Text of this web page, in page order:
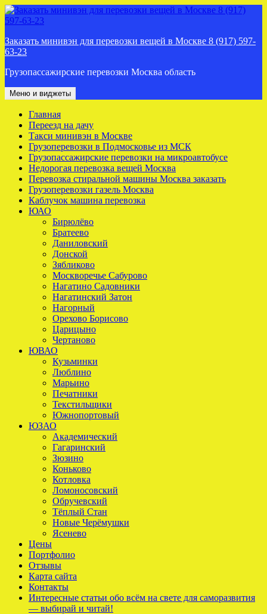
Перейти
к
Заказать минивэн для перевозки вещей в Москве 8 (917) 597-
63-23
Грузопассажирские перевозки Москва область
Меню и виджеты
Главная
Переезд на дачу
Такси минивэн в Москве
Грузоперевозки в Подмосковье из МСК
Грузопассажирские перевозки на микроавтобусе
Недорогая перевозка вещей Москва
Перевозка стиральной машины Москва заказать
Грузоперевозки газель Москва
Каблучок машина перевозка
ЮАО
Бирюлёво
Братеево
Даниловский
Донской
Зябликово
Москворечье Сабурово
Нагатино Садовники
Нагатинский Затон
Нагорный
Орехово Борисово
Царицыно
Чертаново
ЮВАО
Кузьминки
Люблино
Марьино
Печатники
Текстильщики
Южнопортовый
ЮЗАО
Академический
Гагаринский
Зюзино
Коньково
Котловка
Ломоносовский
Обручевский
Тёплый Стан
Новые Черёмушки
Ясенево
Цены
Портфолио
Отзывы
Карта сайта
Контакты
Интересные статьи обо всём на свете для саморазвития
— выбирай и читай!